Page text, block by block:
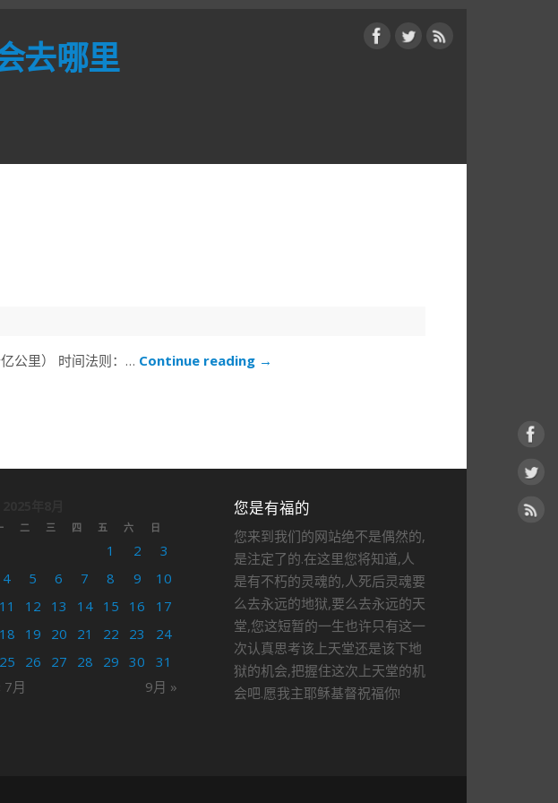
去哪里
公里） 时间法则：… Continue reading →
二 三 四 五 六 日
7月 9月 »
1 2
3
4
5 6 7 8 9
10
11
12 13 14 15 16
17
18
19 20 21 22 23
24
25
26 27 28 29 30 31
您是有福的
您来到我们的网站绝不是偶然的,
是注定了的.在这里您将知道,人
是有不朽的灵魂的,人死后灵魂要
么去永远的地狱,要么去永远的天
堂,您这短暂的一生也许只有这一
次认真思考该上天堂还是该下地
狱的机会,把握住这次上天堂的机
会吧.愿我主耶稣基督祝福你!